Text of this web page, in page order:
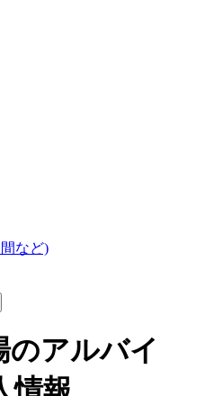
など)
のアルバイ